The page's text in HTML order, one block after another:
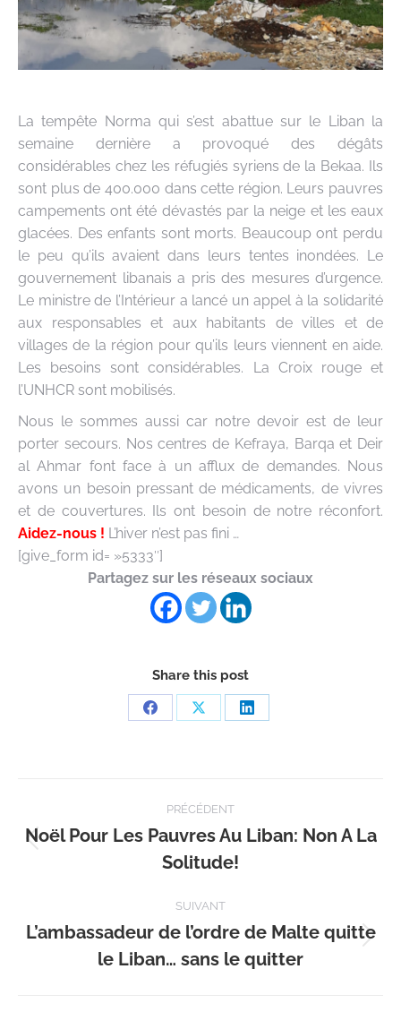
La tempête Norma qui s’est abattue sur le Liban la
semaine dernière a provoqué des dégâts
considérables chez les réfugiés syriens de la Bekaa. Ils
sont plus de 400.000 dans cette région. Leurs pauvres
campements ont été dévastés par la neige et les eaux
glacées. Des enfants sont morts. Beaucoup ont perdu
le peu qu’ils avaient dans leurs tentes inondées. Le
gouvernement libanais a pris des mesures d’urgence.
Le ministre de l’Intérieur a lancé un appel à la solidarité
aux responsables et aux habitants de villes et de
villages de la région pour qu’ils leurs viennent en aide.
Les besoins sont considérables. La Croix rouge et
l’UNHCR sont mobilisés.
Nous le sommes aussi car notre devoir est de leur
porter secours. Nos centres de Kefraya, Barqa et Deir
al Ahmar font face à un afflux de demandes. Nous
avons un besoin pressant de médicaments, de vivres
et de couvertures. Ils ont besoin de notre réconfort.
Aidez-nous ! L’hiver n’est pas fini …
[give_form id= »5333″]
Partagez sur les réseaux sociaux
Share this post
PartagerPartagerPartager
Navigation
article
PRÉCÉDENT
précédent
Noël Pour Les Pauvres Au Liban: Non A La
Solitude!
SUIVANT
suivant
L’ambassadeur de l’ordre de Malte quitte
le Liban… sans le quitter